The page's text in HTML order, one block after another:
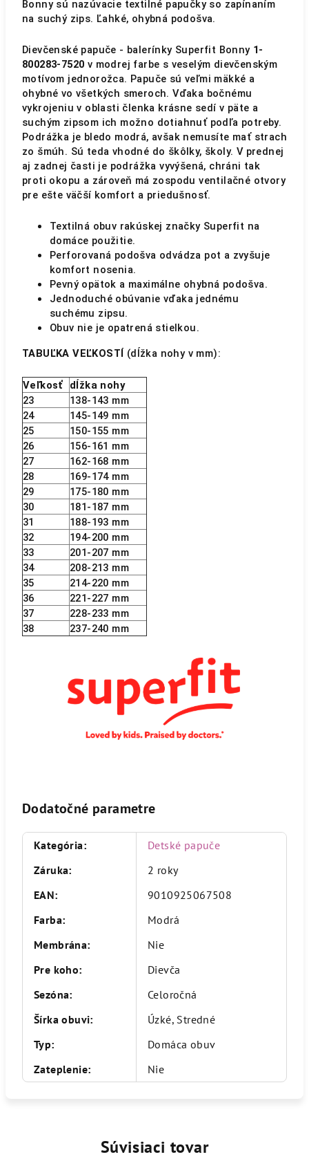
Bonny sú nazúvacie textilné papučky so zapínaním
na suchý zips. Ľahké, ohybná podošva.
Dievčenské papuče - balerínky Superfit Bonny1-
800283-7520 v modrej farbe s veselým dievčenským
motívom jednorožca. Papuče sú veľmi mäkké a
ohybné vo všetkých smeroch. Vďaka bočnému
vykrojeniu v oblasti členka krásne sedí v päte a
suchým zipsom ich možno dotiahnuť podľa potreby.
Podrážka je bledo modrá, avšak nemusíte mať strach
zo šmúh. Sú teda vhodné do škôlky, školy. V prednej
aj zadnej časti je podrážka vyvýšená, chráni tak
proti okopu a zároveň má zospodu ventilačné otvory
pre ešte väčší komfort a priedušnosť.
Textilná obuv rakúskej značky Superfit na
domáce použitie.
Perforovaná podošva odvádza pot a zvyšuje
komfort nosenia.
Pevný opätok a maximálne ohybná podošva.
Jednoduché obúvanie vďaka jednému
suchému zipsu.
Obuv nie je opatrená stielkou.
TABUĽKA VEĽKOSTÍ (dĺžka nohy v mm):
Veľkosť
dĺžka nohy
23
138-143 mm
24
145-149 mm
25
150-155 mm
26
156-161 mm
27
162-168 mm
28
169-174 mm
29
175-180 mm
30
181-187 mm
31
188-193 mm
32
194-200 mm
33
201-207 mm
34
208-213 mm
35
214-220 mm
36
221-227 mm
37
228-233 mm
38
237-240 mm
Dodatočné parametre
Kategória:
Detské papuče
Záruka:
2 roky
EAN:
9010925067508
Farba:
Modrá
Membrána:
Nie
Pre koho:
Dievča
Sezóna:
Celoročná
Šírka obuvi:
Úzké, Stredné
Typ:
Domáca obuv
Zateplenie: Nie
Súvisiaci tovar